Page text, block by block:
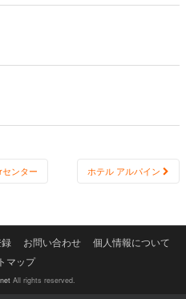
ンター ホテル アルパイン
お問い合わせ
個人情報について
マップ
All rights reserved.